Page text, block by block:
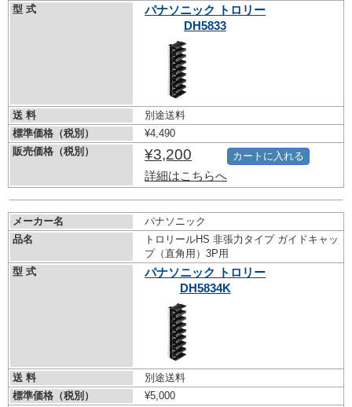
型 式
パナソニック トロリー
DH5833
送 料
別途送料
標準価格（税別）
¥4,490
販売価格（税別）
¥3,200
詳細はこちらへ
カートに入れる
メーカー名
パナソニック
品名
トロリールHS 非張力タイプ ガイドキャッ
プ（直角用）3P用
型 式
パナソニック トロリー
DH5834K
送 料
別途送料
標準価格（税別）
¥5,000